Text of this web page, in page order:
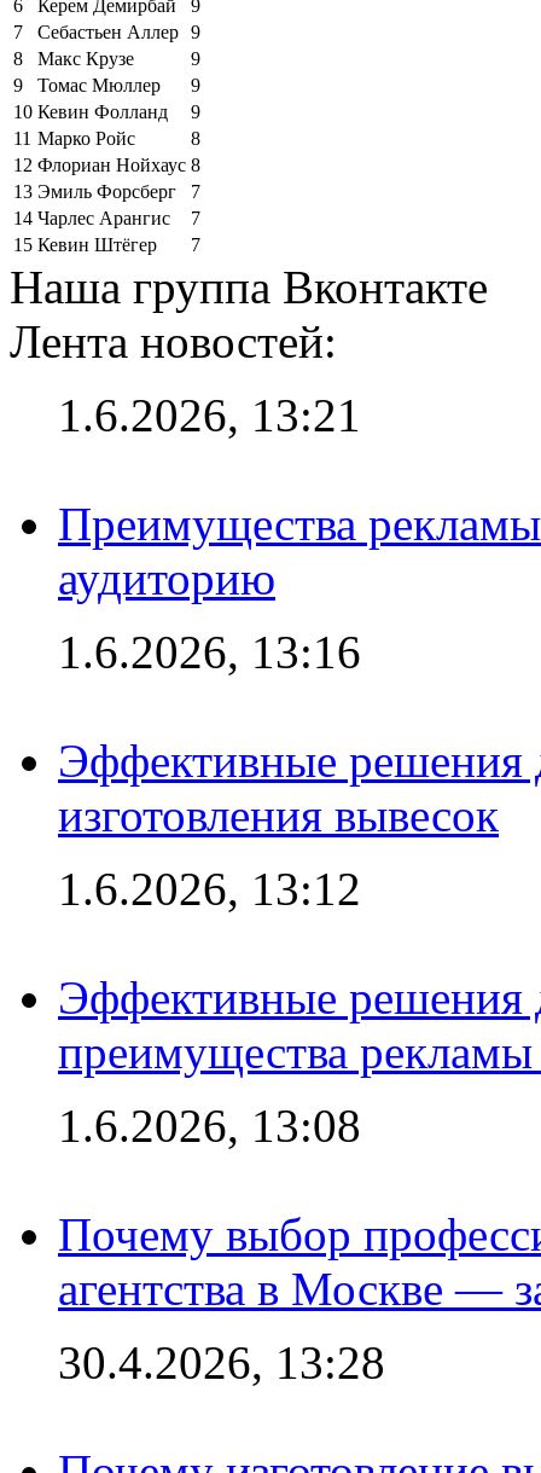
6
Керем Демирбай
9
7
Себастьен Аллер 9
8
Макс Крузе
9
9
Томас Мюллер
9
10 Кевин Фолланд
9
11 Марко Ройс
8
12 Флориан Нойхаус 8
13 Эмиль Форсберг
7
14 Чарлес Арангис
7
15 Кевин Штёгер 7
Наша группа Вконтакте
Лента новостей:
1.6.2026, 13:21
Преимущества
аудиторию
1.6.2026, 13:16
Эффективные решения
изготовления вывесок
1.6.2026, 13:12
Эффективные решения
преимущества рекламы
1.6.2026, 13:08
Почему выбор
агентства в Москве —
30.4.2026, 13:28